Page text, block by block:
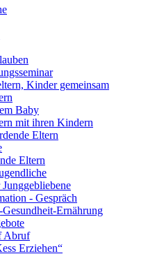
Kinder gemeinsam
Baby
mit ihren Kindern
Eltern
Eltern
- Gespräch
Ernährung
Abruf
Erziehen“